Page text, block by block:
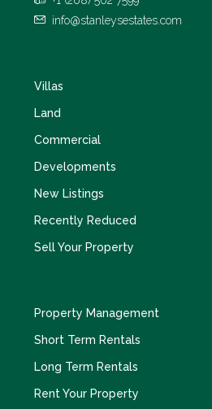
info@stanleysestates.com
Villas
Land
Commercial
Developments
New Listings
Recently Reduced
Sell Your Property
Property Management
Short Term Rentals
Long Term Rentals
Rent Your Property